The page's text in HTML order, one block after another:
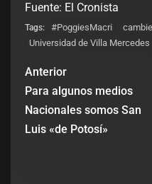
Fuente: El Cronista
Tags: #PoggiesMacri
Universidad de Villa Mercedes
Anterior
Para algunos medios
Nacionales somos San
Luis «de Potosí»